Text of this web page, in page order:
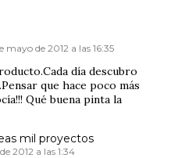
mayo de 2012 a las 16:35
día descubro
que hace poco más
Qué buena pinta la
mil proyectos
2012 a las 1:34